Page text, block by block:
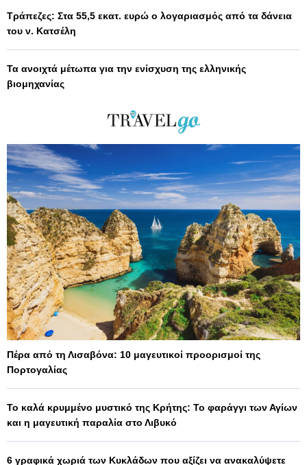
Τράπεζες: Στα 55,5 εκατ. ευρώ ο λογαριασμός από τα δάνεια
του ν. Κατσέλη
Τα ανοιχτά μέτωπα για την ενίσχυση της ελληνικής
βιομηχανίας
Πέρα από τη Λισαβόνα: 10 μαγευτικοί προορισμοί της
Πορτογαλίας
Το καλά κρυμμένο μυστικό της Κρήτης: Το φαράγγι των Αγίων
και η μαγευτική παραλία στο Λιβυκό
6 γραφικά χωριά των Κυκλάδων που αξίζει να ανακαλύψετε